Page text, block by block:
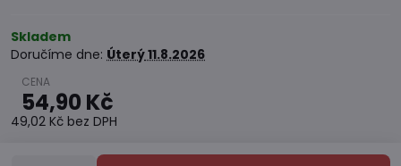
Skladem
Doručíme dne: Úterý11.8.2026
54,90 Kč
49,02 Kč bez DPH